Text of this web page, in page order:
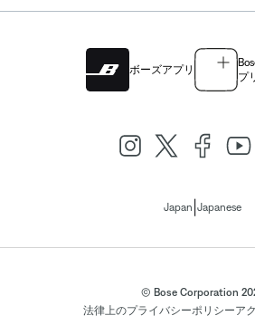
ボーズアプリ
プ
Japan Japanese
© Bose Corporation
法律上のプライバシーポリシーア